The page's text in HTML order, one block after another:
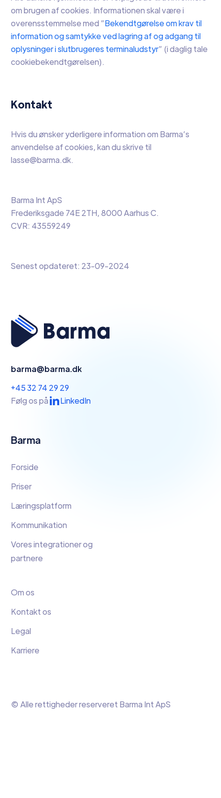
om brugen af cookies. Informationen skal være i
overensstemmelse med ”Bekendtgørelse om krav til
information og samtykke ved lagring af og adgang til
oplysninger i slutbrugeres terminaludstyr” (i daglig tale
cookiebekendtgørelsen).
Kontakt
Hvis du ønsker yderligere information om Barma’s
anvendelse af cookies, kan du skrive til
lasse@barma.dk.
Barma Int ApS
Frederiksgade 74E 2TH, 8000 Aarhus C.
CVR: 43559249
Senest opdateret: 23-09-2024
barma@barma.dk
+45 32 74 29 29
Følg os på
LinkedIn
Barma
Forside
Priser
Læringsplatform
Kommunikation
Vores integrationer og
partnere
Om os
Kontakt os
Legal
Karriere
© Alle rettigheder reserveret Barma Int ApS